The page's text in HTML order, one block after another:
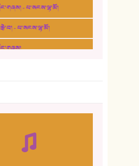
- པ་སངས་ལྷ་མོ།
- པ་སངས་ལྷ་མོ།
ཆང་གཞས། ༣